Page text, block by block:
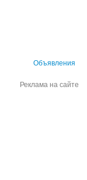
Объявления
Реклама на сайте